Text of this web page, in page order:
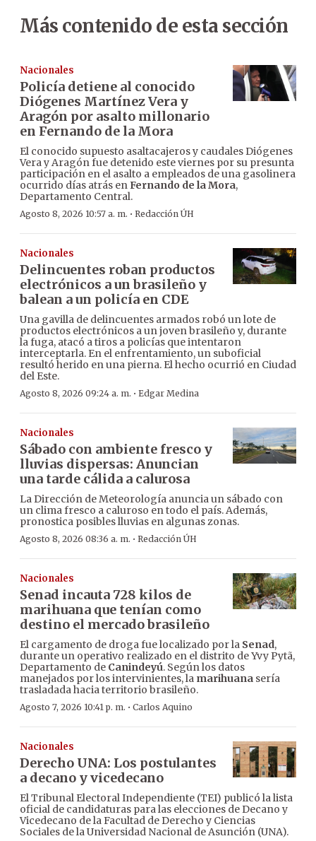
Más contenido de esta sección
Nacionales
Policía detiene al conocido
Diógenes Martínez Vera y
Aragón por asalto millonario
en Fernando de la Mora
El conocido supuesto asaltacajeros y caudales Diógenes
Vera y Aragón fue detenido este viernes por su presunta
participación en el asalto a empleados de una gasolinera
ocurrido días atrás enFernando de la Mora,
Departamento Central.
Agosto 8, 2026 10:57 a. m. · Redacción ÚH
Nacionales
Delincuentes roban productos
electrónicos a un brasileño y
balean a un policía en CDE
Una gavilla de delincuentes armados robó un lote de
productos electrónicos a un joven brasileño y, durante
la fuga, atacó a tiros a policías que intentaron
interceptarla. En el enfrentamiento, un suboficial
resultó herido en una pierna. El hecho ocurrió en Ciudad
del Este.
Agosto 8, 2026 09:24 a. m. · Edgar Medina
Nacionales
Sábado con ambiente fresco y
lluvias dispersas: Anuncian
una tarde cálida a calurosa
La Dirección de Meteorología anuncia un sábado con
un clima fresco a caluroso en todo el país. Además,
pronostica posibles lluvias en algunas zonas.
Agosto 8, 2026 08:36 a. m. · Redacción ÚH
Nacionales
Senad incauta 728 kilos de
marihuana que tenían como
destino el mercado brasileño
El cargamento de droga fue localizado por la Senad,
durante un operativo realizado en el distrito de Yvy Pytã,
Departamento de Canindeyú. Según los datos
manejados por los intervinientes, la marihuana sería
trasladada hacia territorio brasileño.
Agosto 7, 2026 10:41 p. m. · Carlos Aquino
Nacionales
Derecho UNA: Los postulantes
a decano y vicedecano
El Tribunal Electoral Independiente (TEI) publicó la lista
oficial de candidaturas para las elecciones de Decano y
Vicedecano de la Facultad de Derecho y Ciencias
Sociales de la Universidad Nacional de Asunción (UNA).